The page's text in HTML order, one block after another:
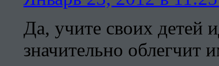
Да, учите своих детей
значительно облегчит